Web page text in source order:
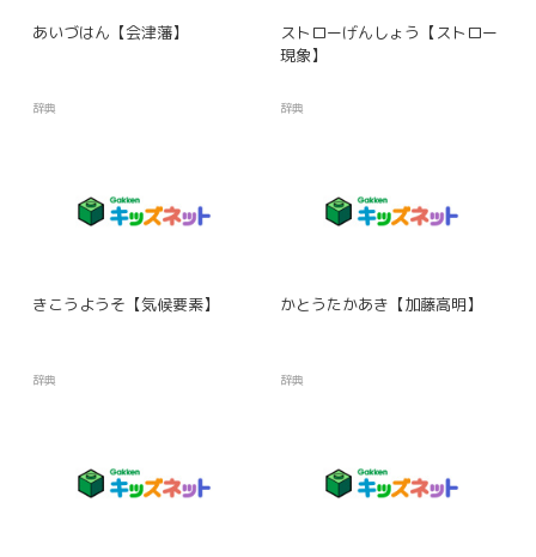
あいづはん【会津藩】
辞典
ストローげんしょう【ストロー
現象】
辞典
きこうようそ【気候要素】
辞典
かとうたかあき【加藤高明】
辞典